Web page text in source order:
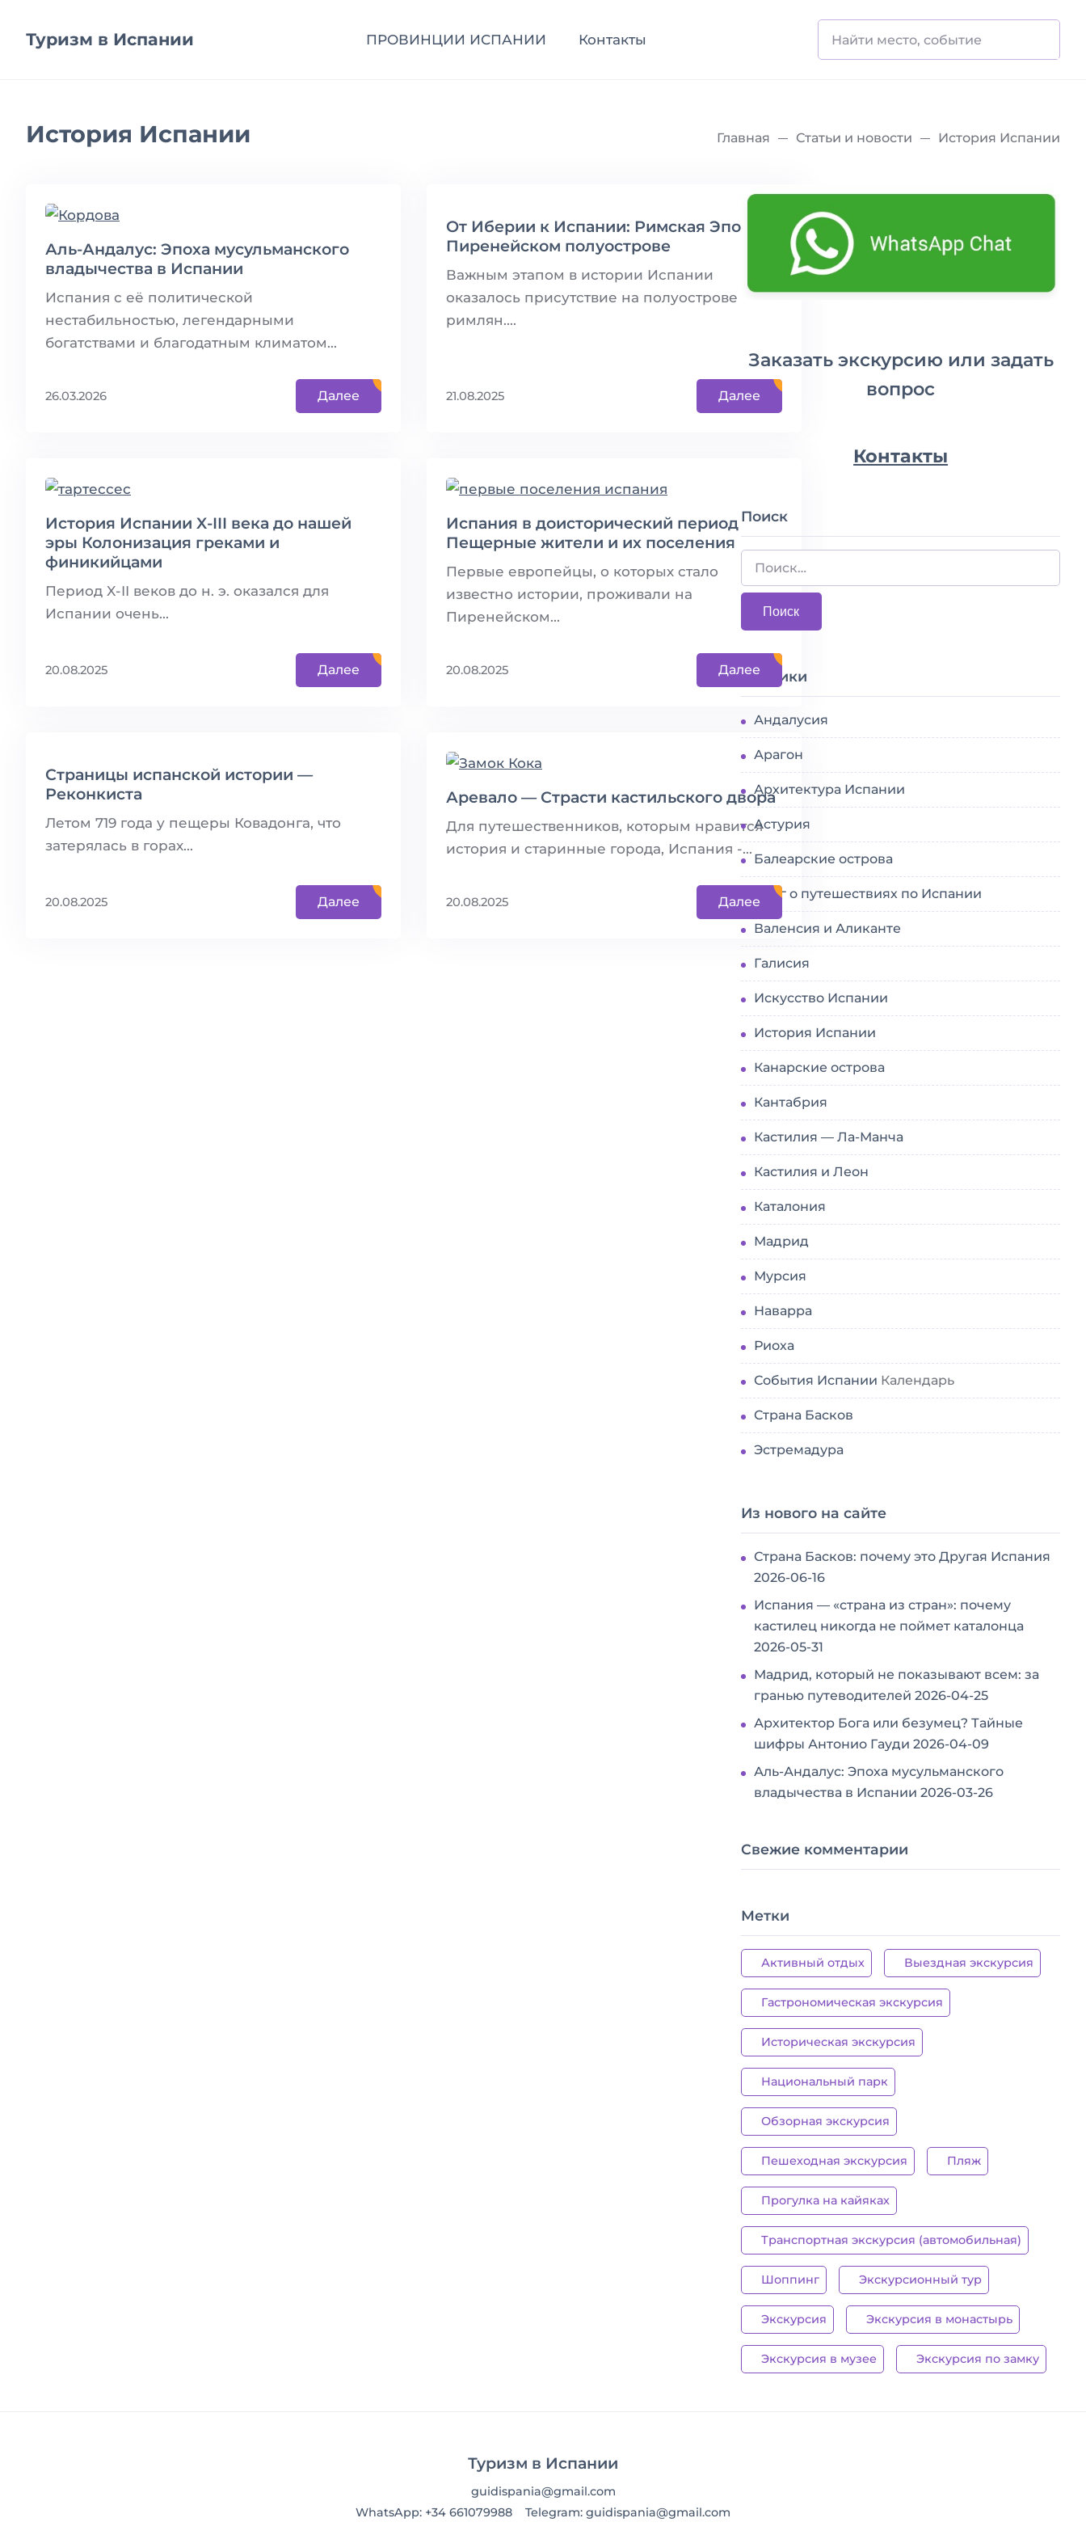
Туризм в Испании ПРОВИНЦИИ ИСПАНИИ Контакты
История Испании Главная Статьи и новости История Испании
Аль-Андалус: Эпоха мусульманского
владычества в Испании
Испания с её политической
нестабильностью, легендарными
богатствами и благодатным климатом...
26.03.2026 Далее
От Иберии к Испании: Римская Эпоха на
Пиренейском полуострове
Важным этапом в истории Испании
оказалось присутствие на полуострове
римлян....
21.08.2025 Далее
История Испании X-III века до нашей
эры Колонизация греками и
финикийцами
Период X-II веков до н. э. оказался для
Испании очень...
20.08.2025 Далее
Испания в доисторический период
Пещерные жители и их поселения
Первые европейцы, о которых стало
известно истории, проживали на
Пиренейском...
20.08.2025 Далее
Страницы испанской истории —
Реконкиста
Летом 719 года у пещеры Ковадонга, что
затерялась в горах...
20.08.2025 Далее
Аревало — Страсти кастильского двора
Для путешественников, которым нравится
история и старинные города, Испания -...
20.08.2025 Далее
Заказать экскурсию или задать
вопрос
Контакты
Поиск
Рубрики
Андалусия
Арагон
Архитектура Испании
Астурия
Балеарские острова
Блог о путешествиях по Испании
Валенсия и Аликанте
Галисия
Искусство Испании
История Испании
Канарские острова
Кантабрия
Кастилия — Ла-Манча
Кастилия и Леон
Каталония
Мадрид
Мурсия
Наварра
Риоха
События Испании Календарь
Страна Басков
Эстремадура
Из нового на сайте
Страна Басков: почему это Другая Испания
2026-06-16
Испания — «страна из стран»: почему
кастилец никогда не поймет каталонца
2026-05-31
Мадрид, который не показывают всем: за
гранью путеводителей 2026-04-25
Архитектор Бога или безумец? Тайные
шифры Антонио Гауди 2026-04-09
Аль-Андалус: Эпоха мусульманского
владычества в Испании 2026-03-26
Свежие комментарии
Метки
Активный отдых Выездная экскурсия
Гастрономическая экскурсия
Историческая экскурсия
Национальный парк
Обзорная экскурсия
Пешеходная экскурсия Пляж
Прогулка на кайяках
Транспортная экскурсия (автомобильная)
Шоппинг Экскурсионный тур
Экскурсия Экскурсия в монастырь
Экскурсия в музее Экскурсия по замку
Туризм в Испании
guidispania@gmail.com
WhatsApp: +34 661079988
Telegram: guidispania@gmail.com